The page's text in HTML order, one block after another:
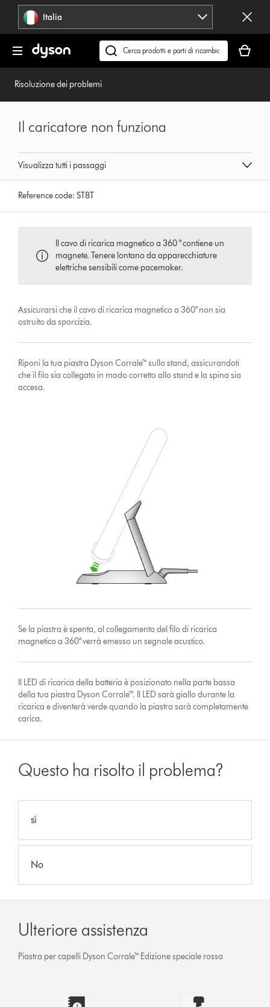
navigazione Italia
Cerca
su
carrello
è
Risoluzione dei problemi
Visualizza tutti i passaggi
Il caricatore non funziona
Reference code:ST8T
Il cavo di ricarica magnetico a 360 ° contiene un
magnete. Tenere lontano da apparecchiature
elettriche sensibili come pacemaker.
Assicurarsi che il cavo di ricarica magnetico a 360° non sia
ostruito da sporcizia.
Riponi la tua piastra Dyson Corrale™ sullo stand, assicurandoti
che il filo sia collegato in modo corretto allo stand e la spina sia
accesa.
Se la piastra è spenta, al collegamento del filo di ricarica
magnetico a 360° verrà emesso un segnale acustico.
Il LED di ricarica della batteria è posizionato nella parte bassa
della tua piastra Dyson Corrale™. Il LED sarà giallo durante la
ricarica e diventerà verde quando la piastra sarà completamente
carica.
Questo ha risolto il problema?
sì
No
Ulteriore assistenza
Piastra per capelli Dyson Corrale™ Edizione speciale rossa